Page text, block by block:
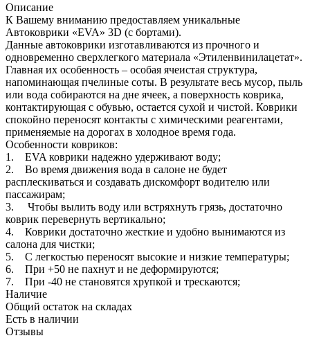
Описание
К Вашему вниманию предоставляем уникальные
Автоковрики «EVA» 3D (с бортами).
Данные автоковрики изготавливаются из прочного и
одновременно сверхлегкого материала «Этиленвинилацетат».
Главная их особенность – особая ячеистая структура,
напоминающая пчелиные соты. В результате весь мусор, пыль
или вода собираются на дне ячеек, а поверхность коврика,
контактирующая с обувью, остается сухой и чистой. Коврики
спокойно переносят контакты с химическими реагентами,
применяемые на дорогах в холодное время года.
Особенности ковриков:
1. EVA коврики надежно удерживают воду;
2. Во время движения вода в салоне не будет
расплескиваться и создавать дискомфорт водителю или
пассажирам;
3. Чтобы вылить воду или встряхнуть грязь, достаточно
коврик перевернуть вертикально;
4. Коврики достаточно жесткие и удобно вынимаются из
салона для чистки;
5. С легкостью переносят высокие и низкие температуры;
6. При +50 не пахнут и не деформируются;
7. При -40 не становятся хрупкой и трескаются;
Наличие
Общий остаток на складах
Есть в наличии
Отзывы